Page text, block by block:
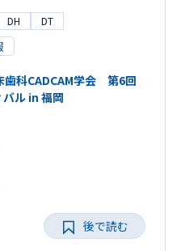
DH DT
歯科CADCAM学会 第6回
ル in 福岡
後で読む